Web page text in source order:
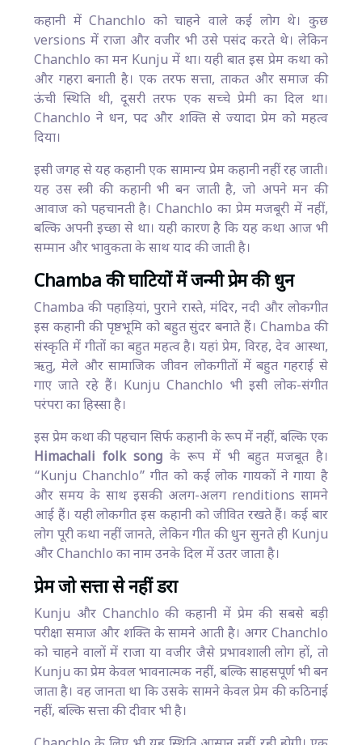
कहानी में Chanchlo को चाहने वाले कई लोग थे। कुछ
versions में राजा और वजीर भी उसे पसंद करते थे। लेकिन
Chanchlo का मन Kunju में था। यही बात इस प्रेम कथा को
और गहरा बनाती है। एक तरफ सत्ता, ताकत और समाज की
ऊंची स्थिति थी, दूसरी तरफ एक सच्चे प्रेमी का दिल था।
Chanchlo ने धन, पद और शक्ति से ज्यादा प्रेम को महत्व
दिया।
इसी जगह से यह कहानी एक सामान्य प्रेम कहानी नहीं रह जाती।
यह उस स्त्री की कहानी भी बन जाती है, जो अपने मन की
आवाज को पहचानती है। Chanchlo का प्रेम मजबूरी में नहीं,
बल्कि अपनी इच्छा से था। यही कारण है कि यह कथा आज भी
सम्मान और भावुकता के साथ याद की जाती है।
Chamba की घाटियों में जन्मी प्रेम की धुन
Chamba की पहाड़ियां, पुराने रास्ते, मंदिर, नदी और लोकगीत
इस कहानी की पृष्ठभूमि को बहुत सुंदर बनाते हैं। Chamba की
संस्कृति में गीतों का बहुत महत्व है। यहां प्रेम, विरह, देव आस्था,
ऋतु, मेले और सामाजिक जीवन लोकगीतों में बहुत गहराई से
गाए जाते रहे हैं। Kunju Chanchlo भी इसी लोक-संगीत
परंपरा का हिस्सा है।
इस प्रेम कथा की पहचान सिर्फ कहानी के रूप में नहीं, बल्कि एक
Himachali folk song के रूप में भी बहुत मजबूत है।
“Kunju Chanchlo” गीत को कई लोक गायकों ने गाया है
और समय के साथ इसकी अलग-अलग renditions सामने
आई हैं। यही लोकगीत इस कहानी को जीवित रखते हैं। कई बार
लोग पूरी कथा नहीं जानते, लेकिन गीत की धुन सुनते ही Kunju
और Chanchlo का नाम उनके दिल में उतर जाता है।
प्रेम जो सत्ता से नहीं डरा
Kunju और Chanchlo की कहानी में प्रेम की सबसे बड़ी
परीक्षा समाज और शक्ति के सामने आती है। अगर Chanchlo
को चाहने वालों में राजा या वजीर जैसे प्रभावशाली लोग हों, तो
Kunju का प्रेम केवल भावनात्मक नहीं, बल्कि साहसपूर्ण भी बन
जाता है। वह जानता था कि उसके सामने केवल प्रेम की कठिनाई
नहीं, बल्कि सत्ता की दीवार भी है।